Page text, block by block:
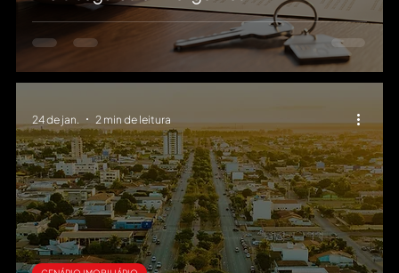
24 de jan. 2 min de leitura